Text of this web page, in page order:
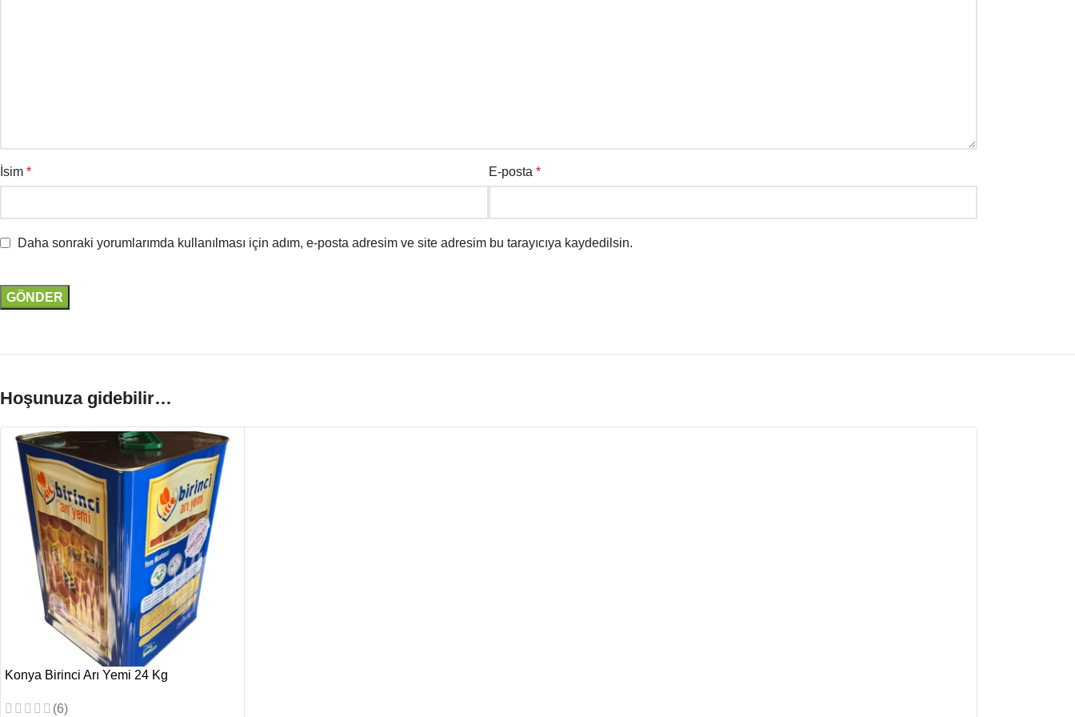
İsim * E-posta *
Daha sonraki yorumlarımda kullanılması için adım, e-posta adresim ve site adresim bu tarayıcıya kaydedilsin.
Hoşunuza gidebilir…
Konya Birinci Arı Yemi 24 Kg
(6)